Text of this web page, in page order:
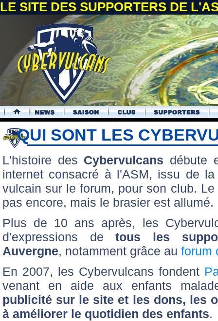
LE SITE DES SUPPORTERS DE
.
QUI SONT LES
L'histoire des Cybervulcans débute
internet consacré à l'ASM, issu de
vulcain sur le forum, pour son club.
pas encore, mais le brasier est allumé.
Plus de 10 ans après, les
d'expressions detous les
Auvergne, notamment grâce au forum
En 2007, les Cybervulcans fondent
venant en aide aux enfants
publicité sur le site et les dons, les
à améliorer le quotidien des enfants.